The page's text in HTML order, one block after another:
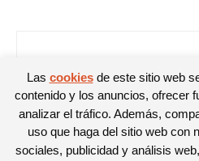
Las cookiesde este sitio web
contenido y los anuncios, ofrecer
analizar el tráfico. Además,
uso que haga del sitio web con
sociales, publicidad y análisis